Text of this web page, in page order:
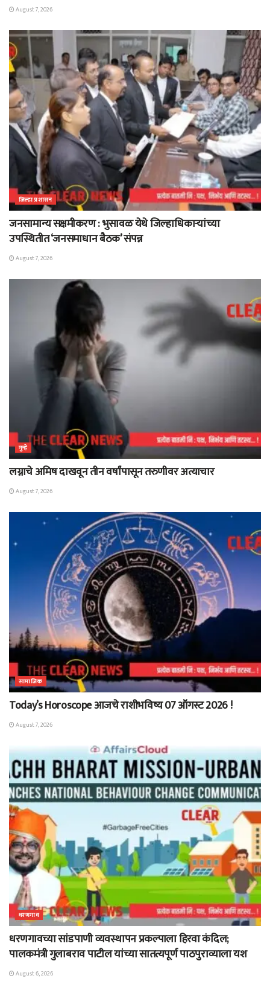
August 7, 2026
जिल्हा प्रशासन
जनसामान्य सक्षमीकरण : भुसावळ येथे जिल्हाधिकाऱ्यांच्या
उपस्थितीत ‘जनसमाधान बैठक’ संपन्न
August 7, 2026
गुन्हे
लग्नाचे अमिष दाखवून तीन वर्षांपासून तरुणीवर अत्याचार
August 7, 2026
सामाजिक
Today’s Horoscope आजचे राशीभविष्य 07 ऑगस्ट 2026 !
August 7, 2026
धरणगाव
धरणगावच्या सांडपाणी व्यवस्थापन प्रकल्पाला हिरवा कंदिल;
पालकमंत्री गुलाबराव पाटील यांच्या सातत्यपूर्ण पाठपुराव्याला यश
August 6, 2026